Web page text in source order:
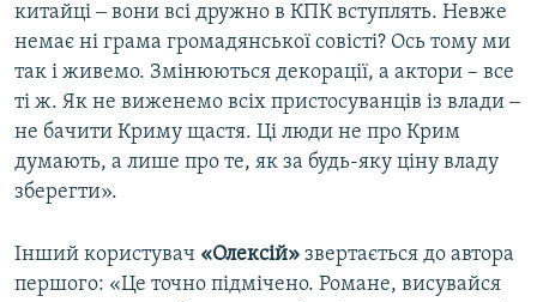
китайці ‒ вони всі дружно в КПК вступлять. Невже
немає ні грама громадянської совісті? Ось тому ми
так і живемо. Змінюються декорації, а актори – все
ті ж. Як не виженемо всіх пристосуванців із влади ‒
не бачити Криму щастя. Ці люди не про Крим
думають, а лише про те, як за будь-яку ціну владу
зберегти».
Інший користувач «Олексій» звертається до автора
першого: «Це точно підмічено. Романе, висувайся